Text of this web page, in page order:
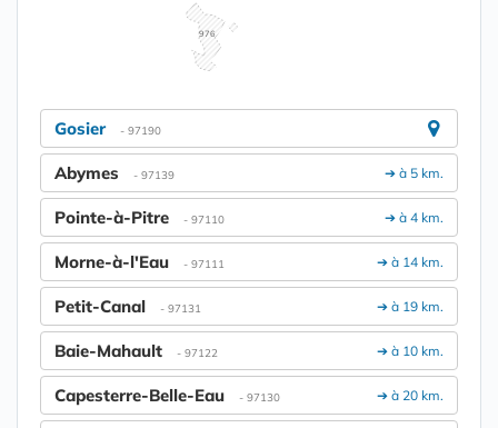
976
Gosier - 97190
➔ à 5 km.
Abymes - 97139
➔ à 4 km.
Pointe-à-Pitre - 97110
➔ à 14 km.
Morne-à-l'Eau - 97111
➔ à 19 km.
Petit-Canal - 97131
➔ à 10 km.
Baie-Mahault - 97122
➔ à 20 km.
Capesterre-Belle-Eau - 97130